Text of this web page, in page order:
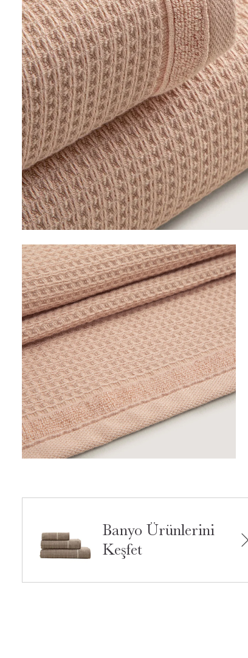
Banyo Ürünlerini
Keşfet